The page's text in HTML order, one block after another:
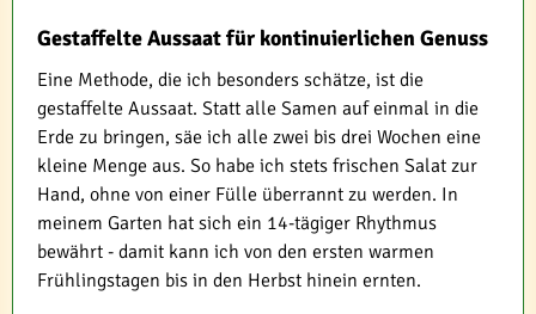
Gestaffelte Aussaat für kontinuierlichen Genuss
Eine Methode, die ich besonders schätze, ist die
gestaffelte Aussaat. Statt alle Samen auf einmal in die
Erde zu bringen, säe ich alle zwei bis drei Wochen eine
kleine Menge aus. So habe ich stets frischen Salat zur
Hand, ohne von einer Fülle überrannt zu werden. In
meinem Garten hat sich ein 14-tägiger Rhythmus
bewährt - damit kann ich von den ersten warmen
Frühlingstagen bis in den Herbst hinein ernten.